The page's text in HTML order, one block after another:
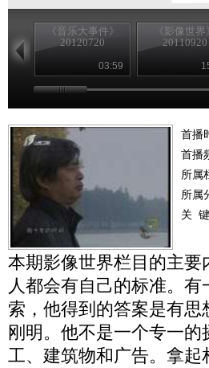
《音乐大事件》
20120720
03:59
《影像世界
20110920
首播
首播
所属
所属
关
本期影像世界栏目的主
人都会有自己的标准。
索，他得到的答案是有
刚明。他不是一个专一
工、建筑物和广告。拿